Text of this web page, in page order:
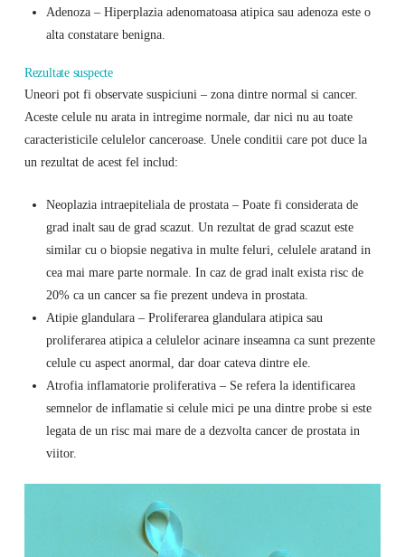
Adenoza – Hiperplazia adenomatoasa atipica sau adenoza este o
alta constatare benigna.
Rezultate suspecte
Uneori pot fi observate suspiciuni – zona dintre normal si cancer.
Aceste celule nu arata in intregime normale, dar nici nu au toate
caracteristicile celulelor canceroase. Unele conditii care pot duce la
un rezultat de acest fel includ:
Neoplazia intraepiteliala de prostata – Poate fi considerata de
grad inalt sau de grad scazut. Un rezultat de grad scazut este
similar cu o biopsie negativa in multe feluri, celulele aratand in
cea mai mare parte normale. In caz de grad inalt exista risc de
20% ca un cancer sa fie prezent undeva in prostata.
Atipie glandulara – Proliferarea glandulara atipica sau
proliferarea atipica a celulelor acinare inseamna ca sunt prezente
celule cu aspect anormal, dar doar cateva dintre ele.
Atrofia inflamatorie proliferativa – Se refera la identificarea
semnelor de inflamatie si celule mici pe una dintre probe si este
legata de un risc mai mare de a dezvolta cancer de prostata in
viitor.